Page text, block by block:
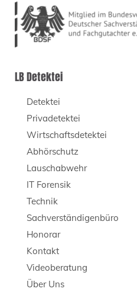
LB Detektei
Detektei
Privadetektei
Wirtschaftsdetektei
Abhörschutz
Lauschabwehr
IT Forensik
Technik
Sachverständigenbüro
Honorar
Kontakt
Videoberatung
Über Uns